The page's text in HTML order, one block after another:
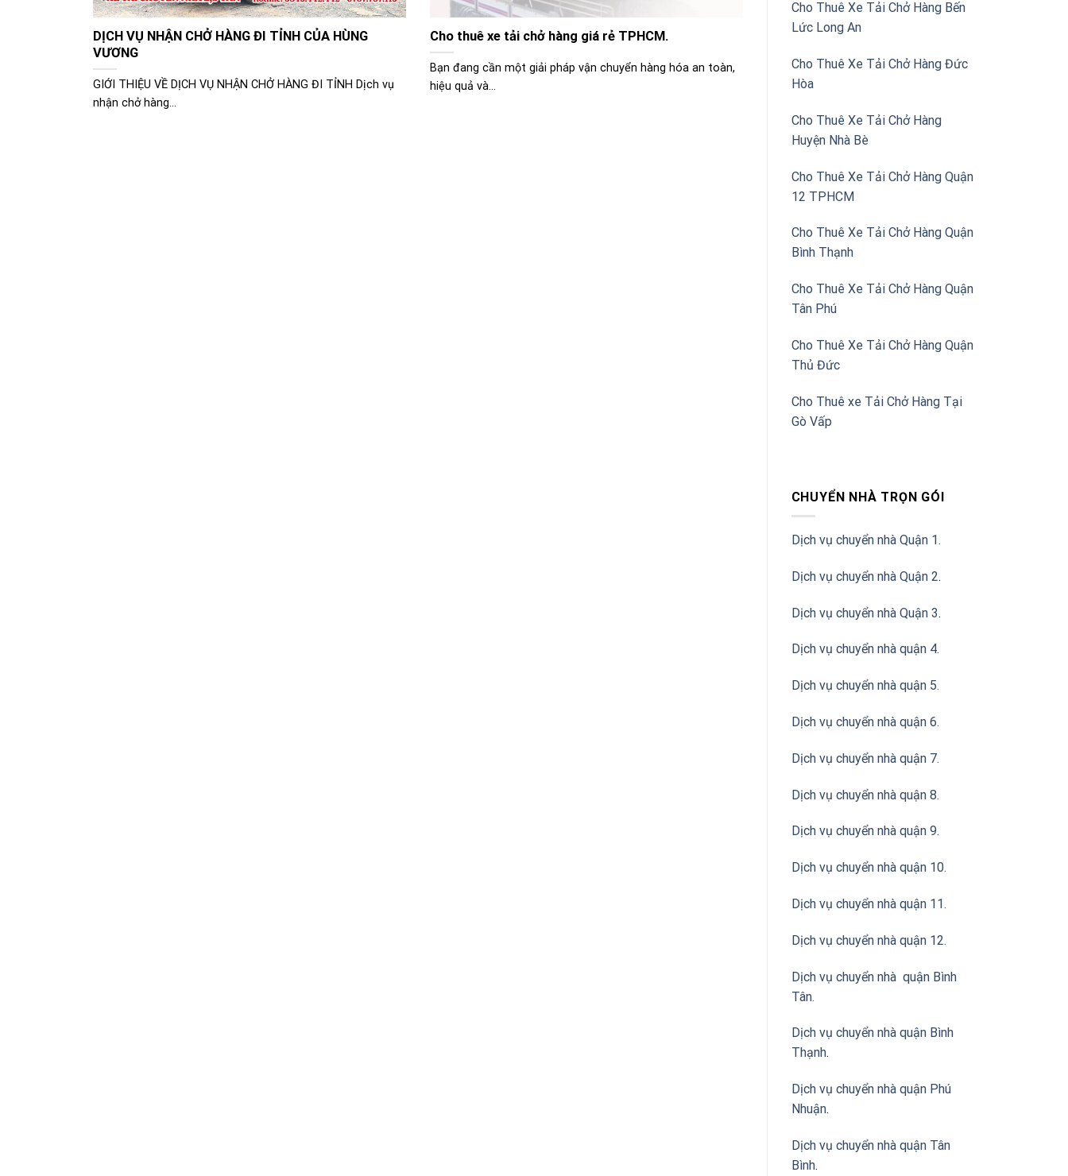
DỊCH VỤ NHẬN CHỞ HÀNG ĐI TỈNH CỦA HÙNG
VƯƠNG
GIỚI THIỆU VỀ DỊCH VỤ NHẬN CHỞ HÀNG ĐI TỈNH Dịch vụ
nhận chở hàng...
Cho thuê xe tải chở hàng giá rẻ TPHCM.
Bạn đang cần một giải pháp vận chuyển hàng hóa an toàn,
hiệu quả và...
Cho Thuê Xe Tải Chở Hàng Bến
Lức Long An
Cho Thuê Xe Tải Chở Hàng Đức
Hòa
Cho Thuê Xe Tải Chở Hàng
Huyện Nhà Bè
Cho Thuê Xe Tải Chở Hàng Quận
12 TPHCM
Cho Thuê Xe Tải Chở Hàng Quận
Bình Thạnh
Cho Thuê Xe Tải Chở Hàng Quận
Tân Phú
Cho Thuê Xe Tải Chở Hàng Quận
Thủ Đức
Cho Thuê xe Tải Chở Hàng Tại
Gò Vấp
CHUYỂN NHÀ TRỌN GÓI
Dịch vụ chuyển nhà Quận 1.
Dịch vụ chuyển nhà Quận 2.
Dịch vụ chuyển nhà Quận 3.
Dịch vụ chuyển nhà quận 4.
Dịch vụ chuyển nhà quận 5.
Dịch vụ chuyển nhà quận 6.
Dịch vụ chuyển nhà quận 7.
Dịch vụ chuyển nhà quận 8.
Dịch vụ chuyển nhà quận 9.
Dịch vụ chuyển nhà quận 10.
Dịch vụ chuyển nhà quận 11.
Dịch vụ chuyển nhà quận 12.
Dịch vụ chuyển nhà quận Bình
Tân.
Dịch vụ chuyển nhà quận Bình
Thạnh.
Dịch vụ chuyển nhà quận Phú
Nhuận.
Dịch vụ chuyển nhà quận Tân
Bình.